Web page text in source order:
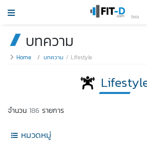
Beta
บทความ
Home บทความ Lifestyle
จำนวน 186 รายการ
หมวดหมู่